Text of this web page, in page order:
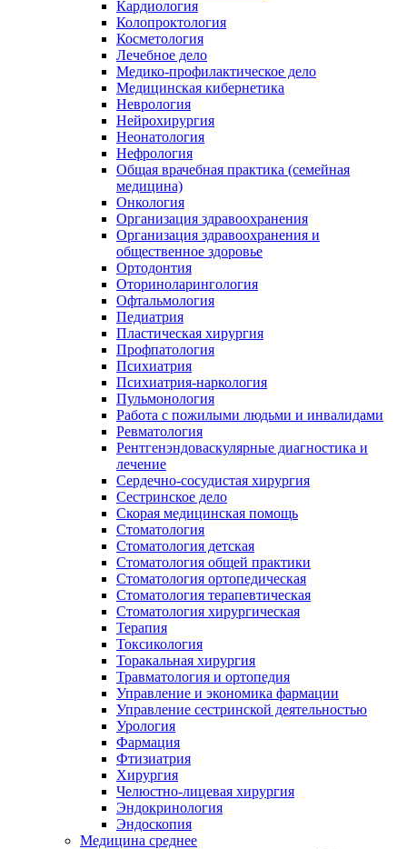
Кардиология
Колопроктология
Косметология
Лечебное дело
Медико-профилактическое дело
Медицинская кибернетика
Неврология
Нейрохирургия
Неонатология
Нефрология
Общая врачебная практика (семейная
медицина)
Онкология
Организация здравоохранения
Организация здравоохранения и
общественное здоровье
Ортодонтия
Оториноларингология
Офтальмология
Педиатрия
Пластическая хирургия
Профпатология
Психиатрия
Психиатрия-наркология
Пульмонология
Работа с пожилыми людьми и инвалидами
Ревматология
Рентгенэндоваскулярные диагностика и
лечение
Сердечно-сосудистая хирургия
Сестринское дело
Скорая медицинская помощь
Стоматология
Стоматология детская
Стоматология общей практики
Стоматология ортопедическая
Стоматология терапевтическая
Стоматология хирургическая
Терапия
Токсикология
Торакальная хирургия
Травматология и ортопедия
Управление и экономика фармации
Управление сестринской деятельностью
Урология
Фармация
Фтизиатрия
Хирургия
Челюстно-лицевая хирургия
Эндокринология
Эндоскопия
Медицина среднее